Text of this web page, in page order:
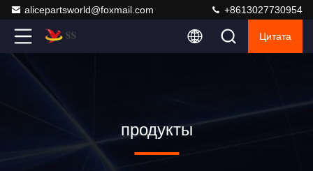
alicepartsworld@foxmail.com +8613027730954
Цитата
продукты